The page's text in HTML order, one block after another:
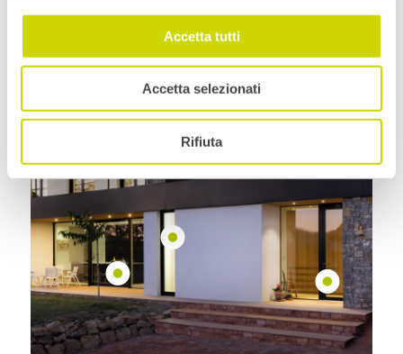
Accetta tutti
Accetta selezionati
Rifiuta
Guardate la nostra offerta